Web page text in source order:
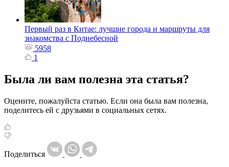
Первый раз в Китае: лучшие города и маршруты для
знакомства с Поднебесной
5958
1
Была ли вам полезна эта статья?
Оцените, пожалуйста статью. Если она была вам полезна,
поделитесь ей с друзьями в социальных сетях.
Поделиться